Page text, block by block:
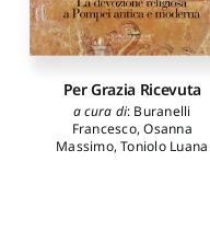
Per Grazia Ricevuta
a cura di: Buranelli
Francesco,Osanna
Massimo,Toniolo Luana